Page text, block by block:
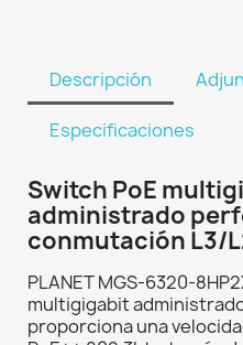
Descripción
Especificaciones
Switch PoE
administrado
conmutación L3/
PLANET MGS-6320-
multigigabit
proporciona una